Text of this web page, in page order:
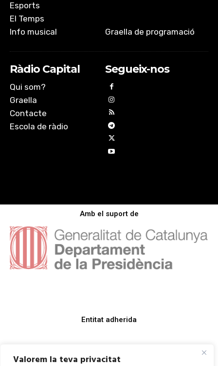
Valorem la teva privacitat
Esports
El Temps
Info musical
Graella de programació
Ràdio Capital
Qui som?
Graella
Contacte
Escola de ràdio
Segueix-nos
Amb el suport de
Entitat adherida